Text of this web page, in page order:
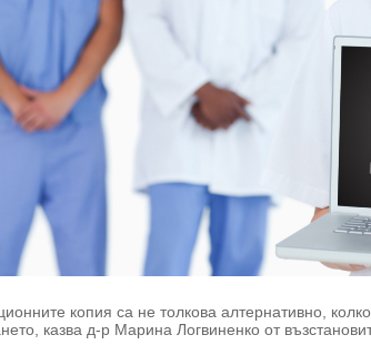
копия са не толкова алтернативно,
казва д-р Марина Логвиненко от